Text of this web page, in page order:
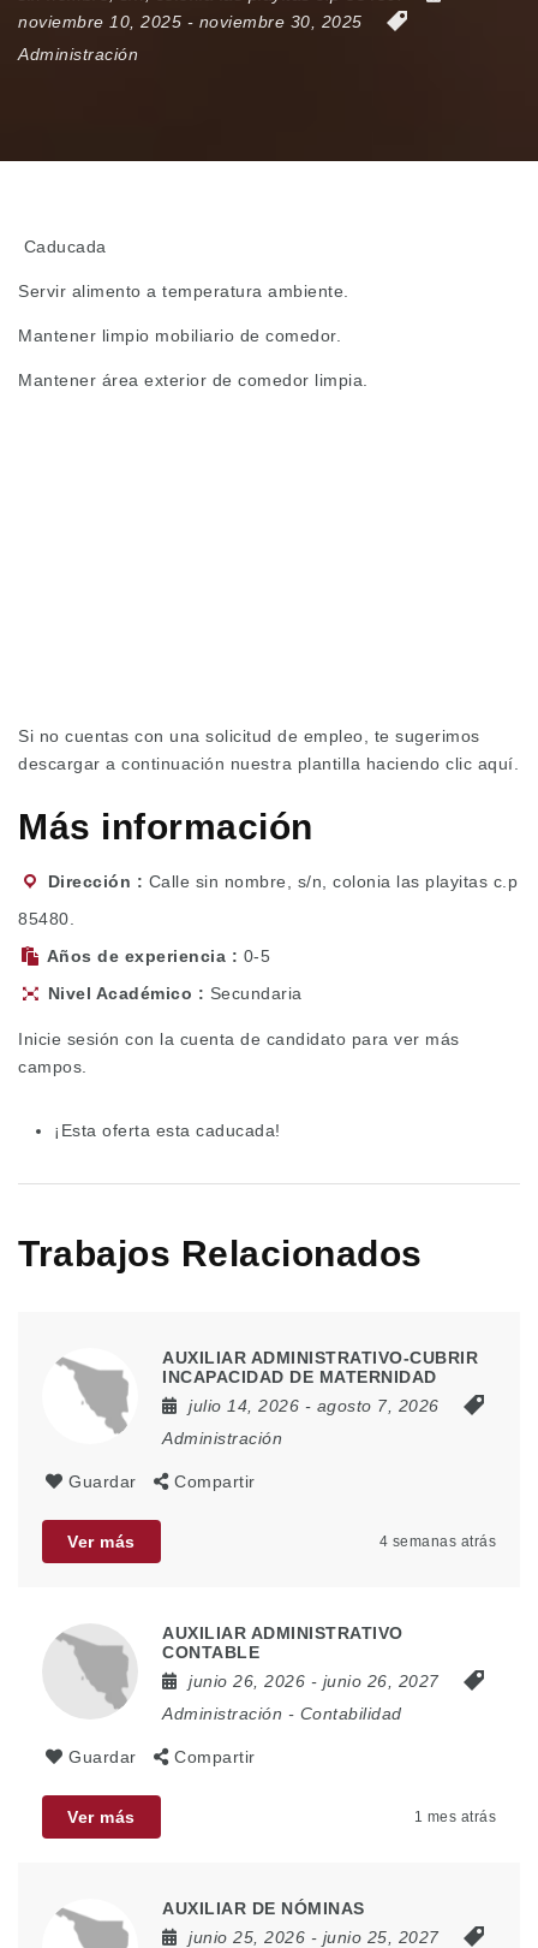
noviembre 10, 2025 - noviembre 30, 2025
Administración
Caducada
Servir alimento a temperatura ambiente.
Mantener limpio mobiliario de comedor.
Mantener área exterior de comedor limpia.
Si no cuentas con una solicitud de empleo, te sugerimos
descargar a continuación nuestra plantilla haciendo clic aquí.
Más información
Dirección
Calle sin nombre, s/n, colonia las playitas c.p
85480.
Años de experiencia
0-5
Nivel Académico
Secundaria
Inicie sesión con la cuenta de candidato para ver más
campos.
¡Esta oferta esta caducada!
Trabajos Relacionados
AUXILIAR ADMINISTRATIVO-CUBRIR
INCAPACIDAD DE MATERNIDAD
julio 14, 2026 - agosto 7, 2026
Administración
Guardar Compartir
Ver más 4 semanas atrás
AUXILIAR ADMINISTRATIVO
CONTABLE
junio 26, 2026 - junio 26, 2027
Administración - Contabilidad
Guardar Compartir
Ver más 1 mes atrás
AUXILIAR DE NÓMINAS
junio 25, 2026 - junio 25, 2027